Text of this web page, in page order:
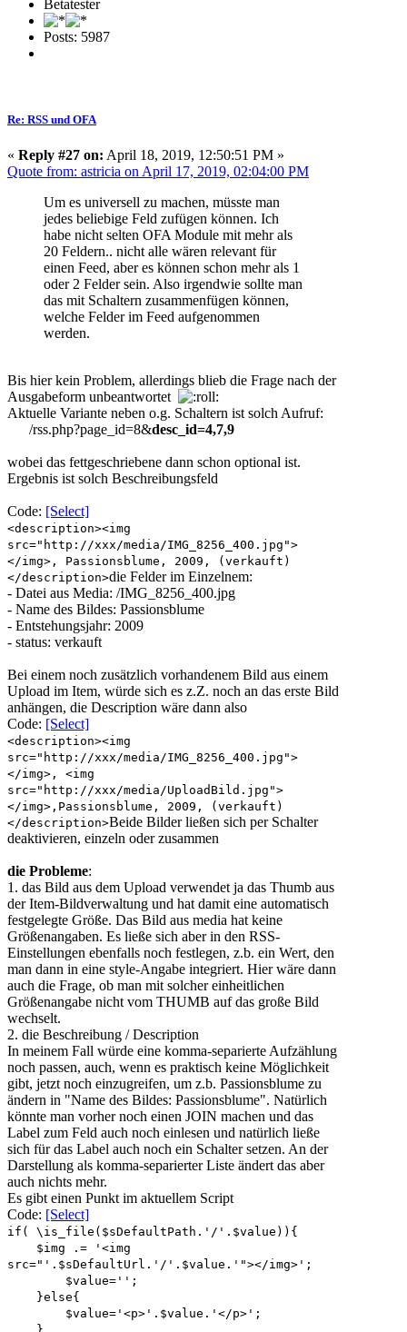
Betatester
Posts: 5987
Re: RSS und OFA
« Reply #27 on: April 18, 2019, 12:50:51 PM »
Quote from: astricia on April 17, 2019, 02:04:00 PM
Um es universell zu machen, müsste man
jedes beliebige Feld zufügen können. Ich
habe nicht selten OFA Module mit mehr als
20 Feldern.. nicht alle wären relevant für
einen Feed, aber es können schon mehr als 1
oder 2 Felder sein. Also irgendwie sollte man
das mit Schaltern zusammenfügen können,
welche Felder im Feed aufgenommen
werden.
Bis hier kein Problem, allerdings blieb die Frage nach der
Ausgabeform unbeantwortet
Aktuelle Variante neben o.g. Schaltern ist solch Aufruf:
/rss.php?page_id=8&desc_id=4,7,9
wobei das fettgeschriebene dann schon optional ist.
Ergebnis ist solch Beschreibungsfeld
Code: [Select]
<description><img
src="http://xxx/media/IMG_8256_400.jpg">
</img>, Passionsblume, 2009, (verkauft)
</description>die Felder im Einzelnem:
- Datei aus Media: /IMG_8256_400.jpg
- Name des Bildes: Passionsblume
- Entstehungsjahr: 2009
- status: verkauft
Bei einem noch zusätzlich vorhandenem Bild aus einem
Upload im Item, würde sich es z.Z. noch an das erste Bild
anhängen, die Description wäre dann also
Code: [Select]
<description><img
src="http://xxx/media/IMG_8256_400.jpg">
</img>, <img
src="http://xxx/media/UploadBild.jpg">
</img>,Passionsblume, 2009, (verkauft)
</description>Beide Bilder ließen sich per Schalter
deaktivieren, einzeln oder zusammen
die Probleme:
1. das Bild aus dem Upload verwendet ja das Thumb aus
der Item-Bildverwaltung und hat damit eine automatisch
festgelegte Größe. Das Bild aus media hat keine
Größenangaben. Es ließe sich aber in den RSS-
Einstellungen ebenfalls noch festlegen, z.b. ein Wert, den
man dann in eine style-Angabe integriert. Hier wäre dann
auch die Frage, ob man mit solcher einheitlichen
Größenangabe nicht vom THUMB auf das große Bild
wechselt.
2. die Beschreibung / Description
In meinem Fall würde eine komma-separierte Aufzählung
noch passen, auch, wenn es praktisch keine Möglichkeit
gibt, jetzt noch einzugreifen, um z.b. Passionsblume zu
ändern in "Name des Bildes: Passionsblume". Natürlich
könnte man vorher noch einen JOIN machen und das
Label zum Feld auch noch einlesen und natürlich ließe
sich für das Label auch noch ein Schalter setzen. An der
Darstellung als komma-separierter Liste ändert das aber
auch nichts mehr.
Es gibt einen Punkt im aktuellem Script
Code: [Select]
if( \is_file($sDefaultPath.'/'.$value)){
$img .= '<img
src="'.$sDefaultUrl.'/'.$value.'"></img>';
$value='';
}else{
$value='<p>'.$value.'</p>';